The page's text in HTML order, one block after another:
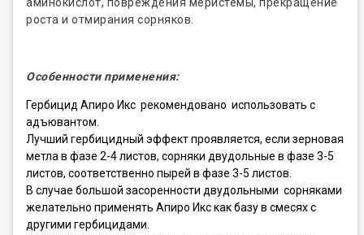
аминокислот, повреждения меристемы, прекращение
роста и отмирания сорняков.
Особенности применения:
Гербицид Апиро Икс рекомендовано использовать с
адъювантом.
Лучший гербицидный эффект проявляется, если зерновая
метла в фазе 2-4 листов, сорняки двудольные в фазе 3-5
листов, соответственно пырей в фазе 3-5 листов.
В случае большой засоренности двудольными сорняками
желательно применять Апиро Икс как базу в смесях с
другими гербицидами.